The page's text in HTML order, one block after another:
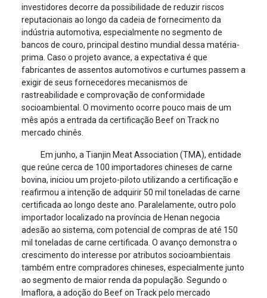
investidores decorre da possibilidade de reduzir riscos
reputacionais ao longo da cadeia de fornecimento da
indústria automotiva, especialmente no segmento de
bancos de couro, principal destino mundial dessa matéria-
prima. Caso o projeto avance, a expectativa é que
fabricantes de assentos automotivos e curtumes passem a
exigir de seus fornecedores mecanismos de
rastreabilidade e comprovação de conformidade
socioambiental. O movimento ocorre pouco mais de um
mês após a entrada da certificação Beef on Track no
mercado chinês.
Em junho, a Tianjin Meat Association (TMA), entidade
que reúne cerca de 100 importadores chineses de carne
bovina, iniciou um projeto-piloto utilizando a certificação e
reafirmou a intenção de adquirir 50 mil toneladas de carne
certificada ao longo deste ano. Paralelamente, outro polo
importador localizado na província de Henan negocia
adesão ao sistema, com potencial de compras de até 150
mil toneladas de carne certificada. O avanço demonstra o
crescimento do interesse por atributos socioambientais
também entre compradores chineses, especialmente junto
ao segmento de maior renda da população. Segundo o
Imaflora, a adoção do Beef on Track pelo mercado